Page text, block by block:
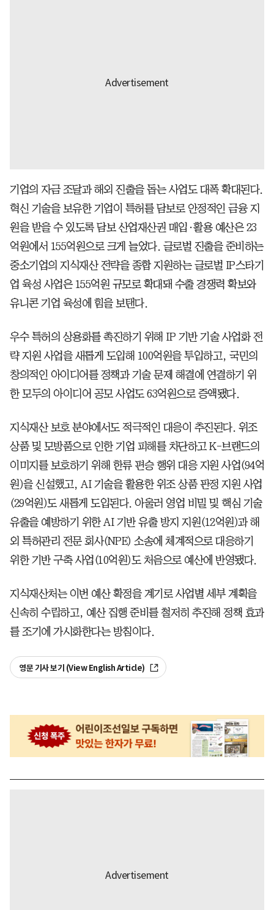
기업의 자금 조달과 해외 진출을 돕는 사업도 대폭 확대된다.
혁신 기술을 보유한 기업이 특허를 담보로 안정적인 금융 지
원을 받을 수 있도록 담보 산업재산권 매입·활용 예산은 23
억원에서 155억원으로 크게 늘었다. 글로벌 진출을 준비하는
중소기업의 지식재산 전략을 종합 지원하는 글로벌 IP스타기
업 육성 사업은 155억원 규모로 확대돼 수출 경쟁력 확보와
유니콘 기업 육성에 힘을 보탠다.
우수 특허의 상용화를 촉진하기 위해 IP 기반 기술 사업화 전
략 지원 사업을 새롭게 도입해 100억원을 투입하고, 국민의
창의적인 아이디어를 정책과 기술 문제 해결에 연결하기 위
한 모두의 아이디어 공모 사업도 63억원으로 증액됐다.
지식재산 보호 분야에서도 적극적인 대응이 추진된다. 위조
상품 및 모방품으로 인한 기업 피해를 차단하고 K-브랜드의
이미지를 보호하기 위해 한류 편승 행위 대응 지원 사업(94억
원)을 신설했고, AI 기술을 활용한 위조 상품 판정 지원 사업
(29억원)도 새롭게 도입된다. 아울러 영업 비밀 및 핵심 기술
유출을 예방하기 위한 AI 기반 유출 방지 지원(12억원)과 해
외 특허관리 전문 회사(NPE) 소송에 체계적으로 대응하기
위한 기반 구축 사업(10억원)도 처음으로 예산에 반영됐다.
지식재산처는 이번 예산 확정을 계기로 사업별 세부 계획을
신속히 수립하고, 예산 집행 준비를 철저히 추진해 정책 효과
를 조기에 가시화한다는 방침이다.
영문 기사 보기 (View English Article)